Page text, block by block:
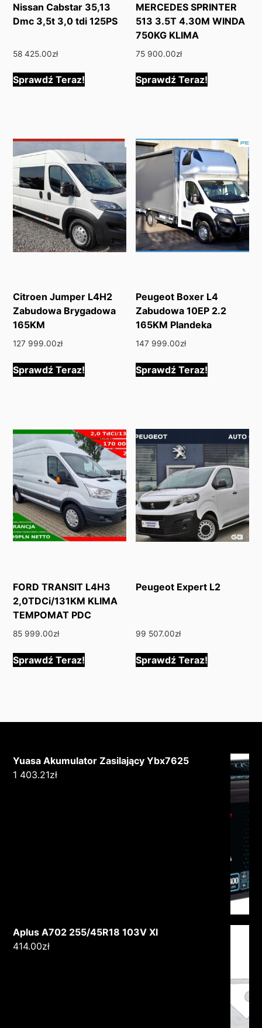
Nissan Cabstar 35,13
Dmc 3,5t 3,0 tdi 125PS
58 425.00zł
Sprawdź Teraz!
MERCEDES SPRINTER
513 3.5T 4.30M WINDA
750KG KLIMA
75 900.00zł
Sprawdź Teraz!
Citroen Jumper L4H2
Zabudowa Brygadowa
165KM
127 999.00zł
Sprawdź Teraz!
Peugeot Boxer L4
Zabudowa 10EP 2.2
165KM Plandeka
147 999.00zł
Sprawdź Teraz!
FORD TRANSIT L4H3
2,0TDCi/131KM KLIMA
TEMPOMAT PDC
85 999.00zł
Sprawdź Teraz!
Peugeot Expert L2
99 507.00zł
Sprawdź Teraz!
Yuasa Akumulator Zasilający Ybx7625
1 403.21zł
Aplus A702 255/45R18 103V Xl
414.00zł